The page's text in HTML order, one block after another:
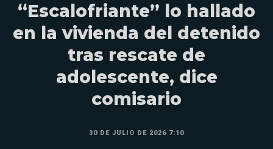
“Escalofriante” lo hallado
en la vivienda del detenido
tras rescate de
adolescente, dice
comisario
30 DE JULIO DE 2026 7:10